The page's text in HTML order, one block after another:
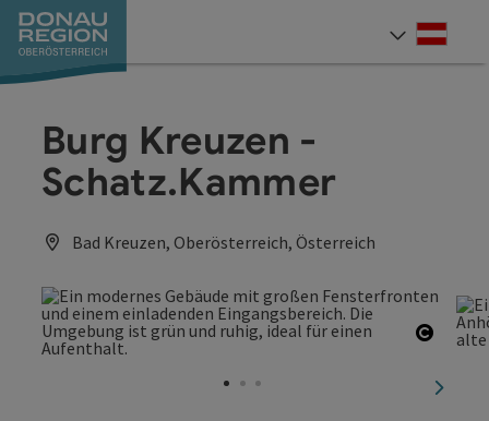
Zum Inhalt
Zur Navigation
Zum Seitenanfang
Zur Kontaktseite
Zum Impressum
Zur Startseite
Burg Kreuzen -
Schatz.Kammer
Bad Kreuzen, Oberösterreich, Österreich